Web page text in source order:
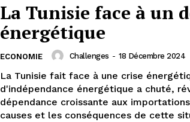
La Tunisie face à un
énergétique
ECONOMIE Challenges - 18 Décembre 2024
La Tunisie fait face à une crise
d'indépendance énergétique a chuté,
dépendance croissante aux
causes et les conséquences de cette